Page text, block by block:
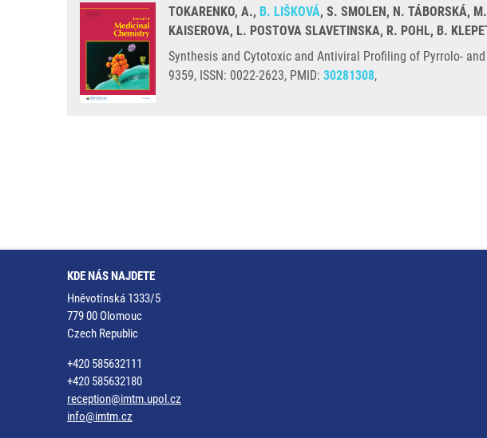
TOKARENKO, A., B. LIŠKOVÁ, S. SMOLEN, N. TÁBORSKÁ,
KAISEROVA, L. POSTOVA SLAVETINSKA, R. POHL, B.
Synthesis and Cytotoxic and Antiviral Profiling of Pyrrolo-
9359, ISSN: 0022-2623, PMID: 30281308,
KDE NÁS NAJDETE
Hněvotínská 1333/5
779 00 Olomouc
Czech Republic
+420 585632111
+420 585632180
reception@imtm.upol.cz
info@imtm.cz